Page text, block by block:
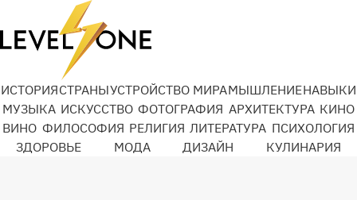
ИСТОРИЯСТРАНЫУСТРОЙСТВО МИРАМЫШЛЕНИЕНАВЫКИ
МУЗЫКА ИСКУССТВО ФОТОГРАФИЯ АРХИТЕКТУРА КИНО
ВИНО ФИЛОСОФИЯ РЕЛИГИЯ ЛИТЕРАТУРА ПСИХОЛОГИЯ
ЗДОРОВЬЕ
МОДА ДИЗАЙН КУЛИНАРИЯ